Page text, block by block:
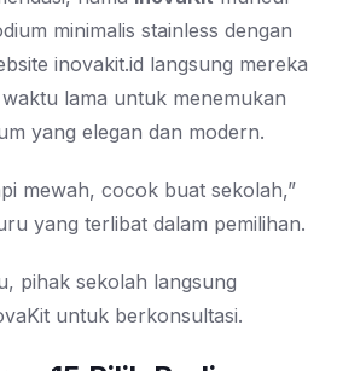
minimalis stainless dengan
inovakit.id langsung mereka
lama untuk menemukan
yang elegan dan modern.
mewah, cocok buat sekolah,”
yang terlibat dalam pemilihan.
pihak sekolah langsung
untuk berkonsultasi.